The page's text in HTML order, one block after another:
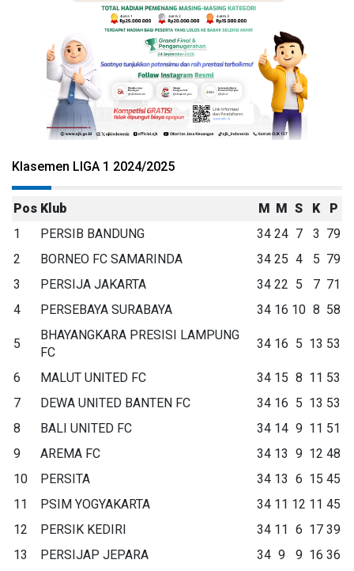
Klasemen LIGA 1 2024/2025
Pos Klub M M S K
P
1
PERSIB BANDUNG 34 24 7 3 79
2
BORNEO FC SAMARINDA 34 25 4 5 79
3
PERSIJA JAKARTA 34 22 5 7 71
4
PERSEBAYA SURABAYA 34 16 10 8 58
5
BHAYANGKARA PRESISI LAMPUNG
FC
34 16 5 13 53
6 MALUT UNITED FC 34 15 8 11 53
7
DEWA UNITED BANTEN FC 34 16 5 13 53
8
BALI UNITED FC 34 14 9 11 51
9
AREMA FC 34 13 9 12 48
10
PERSITA 34 13 6 15 45
11
PSIM YOGYAKARTA 34 11 12 11 45
12
PERSIK KEDIRI 34 11 6 17 39
13
PERSIJAP JEPARA 34 9 9 16 36